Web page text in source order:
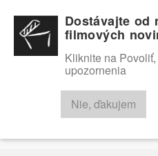
RECENZIE
Dostávajte od
filmových
Kliknite na
upozornenia
Nie, ďakujem